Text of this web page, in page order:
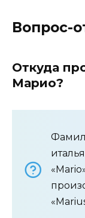
Вопрос-
Откуда
Марио?